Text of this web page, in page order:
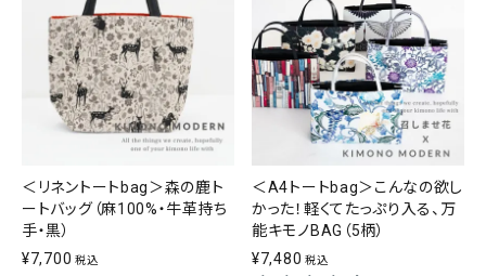
＜リネントートbag＞森の鹿ト
ートバッグ（麻100%・牛革持ち
手・黒）
¥7,700 税込
＜A4トートbag＞こんなの欲し
かった！軽くてたっぷり入る、万
能キモノBAG（5柄）
¥7,480 税込